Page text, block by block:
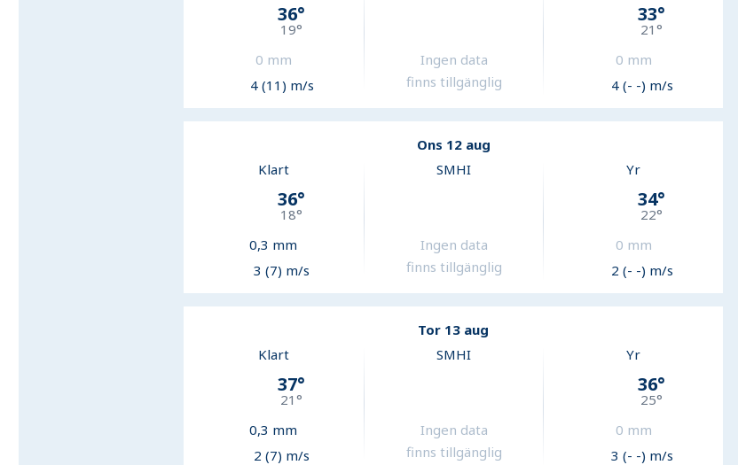
36°
19°
0 mm
4 (11) m/s
Ingen data
finns tillgänglig
33°
21 °
0 mm
4 (- -) m/s
Ons 12 aug
Klart
36°
18°
0,3 mm
3 (7) m/s
SMHI
Ingen data
finns tillgänglig
Yr
34°
22°
0 mm
2 (- -) m/s
Tor 13 aug
Klart
37°
21 °
0,3 mm
2 (7) m/s
SMHI
Ingen data
finns tillgänglig
Yr
36°
25°
0 mm
3 (- -) m/s